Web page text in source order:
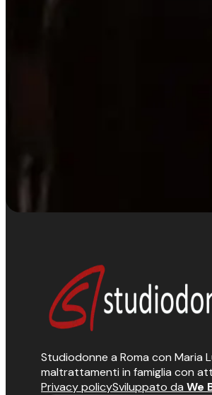
Studiodonne a Roma con Maria
maltrattamenti in famiglia con
Privacy policySviluppato da We